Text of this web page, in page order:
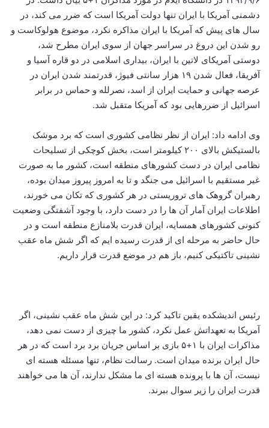
دشمنی آمریکا با ایران تنها دولت آمریکا است که ضرر می کند، در
سال های پیش که آمریکا با ایران مذاکره نکرد، موضوع هولوکاست و
رو شدن این دروغ در سراسر جهان از سوی ایران مطرح شد،
دوستی آمریکای لاتین با ایران، بیداری اسلامی در دو قاره آسیا و
آفریقا، فعال شدن ۱۹ هزار سانتی فیوژ، قدرتمند شدن ایران در
عرصه جهانی و حمایت ایران از اسد، نصرلله و حماس در برابر
اسرائیل از ضررهایی بود که آمریکا متقبل شد.
وی ادامه داد: ایران از نظر نظامی کشوری است که برد موشک
بالستیکش بالای ۲۰۰ کیلومتر است، بخش کوچکی از تسلیحات
نظامی ایران در دست کشورهای منطقه است، کشور ما به صورت
غیر مستقیم با اسرائیل می جنگد و تا به امروز پیروز میدان بوده،
رهبران گروهک های تروریستی در هر کشوری که تکان می خورند،
اطلاعات ایران آمار آن ها را در دست دارد، با وجود آشفتگی وضعیت
کنونی کشورهای همسایه، ایران قدرت بلامنازع منطقه است و در
حال حاضر به مرحله ای از قدرت رسیده ایم که اگر شش ماه عقب
نشینی تاکتیکی کنیم، باز هم در موضع قدرت قرار داریم.
رئیس اندیشکده یقین تاکید کرد: در این شش ماه عقب نشینی، اگر
آمریکا به تعهداتش عمل نکرد، کشور ما چیزی از دست نمی دهد،
مذاکرات ایران با ۱+۵ بازی بر اساس جریان برد برد است که در هر
حال ایران برنده میدان است. رسالت نظام، تنها مسئله هسته ای
نیست، آن ها با پرونده هسته ای ما مشکل ندارند، آن ها می خواهند
قدرت ایران را زیر سوال ببرند.